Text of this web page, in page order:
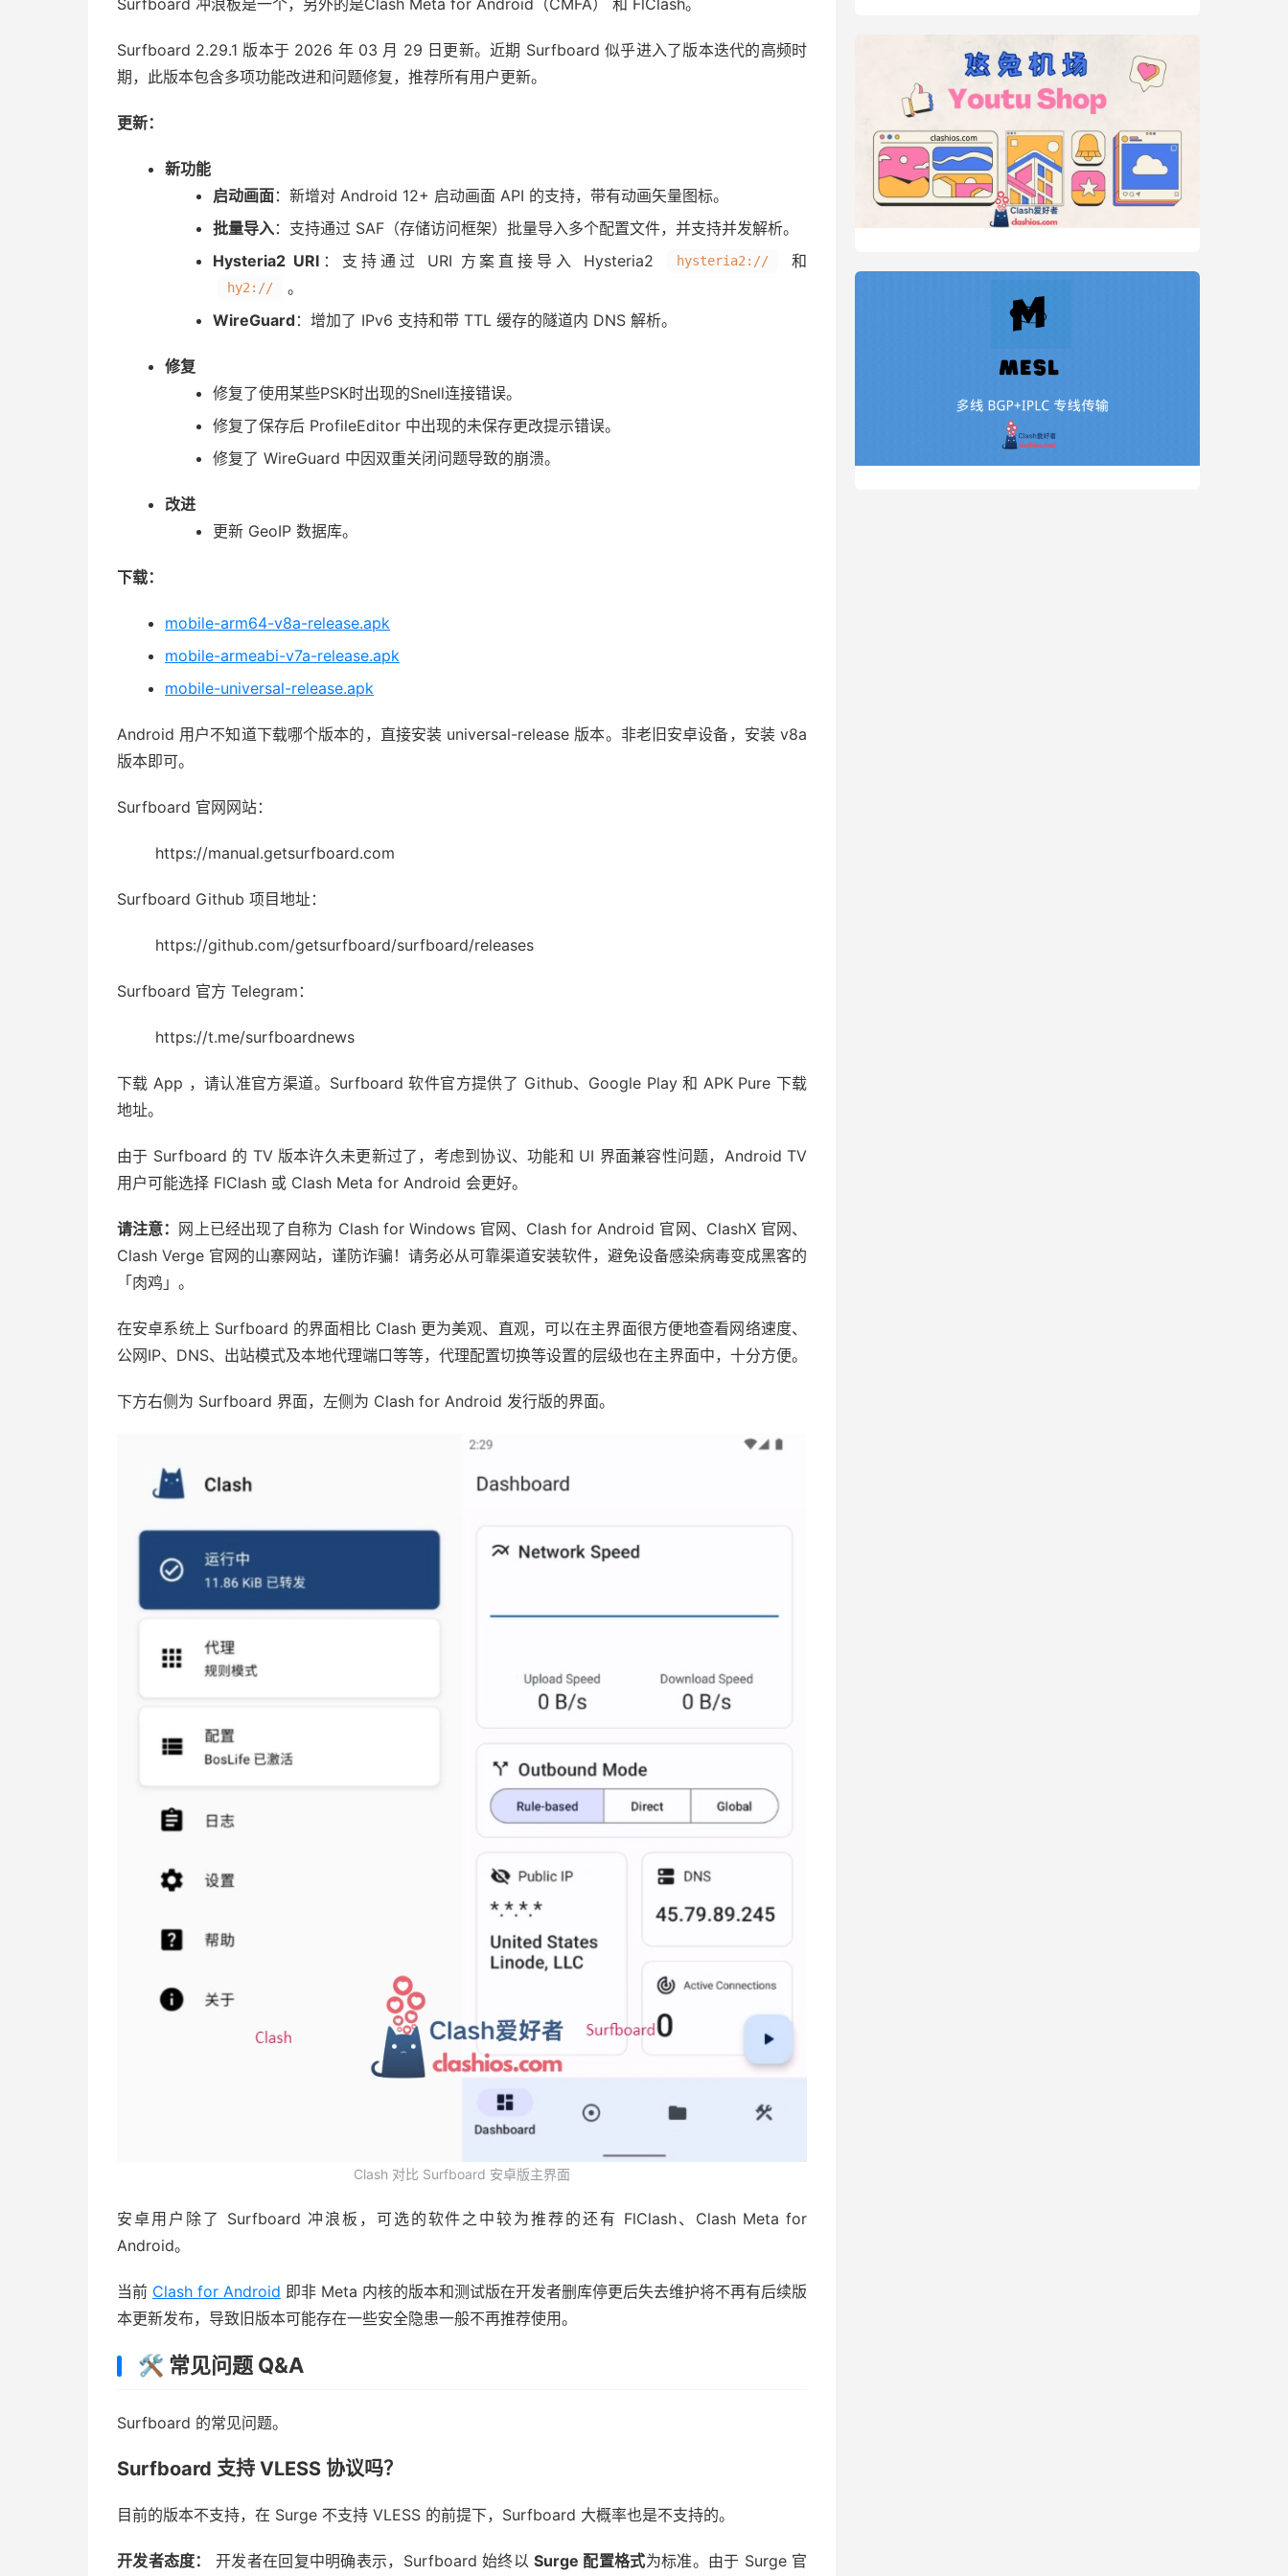
Surfboard 冲浪板是一个，另外的是Clash Meta for Android（CMFA） 和 FlClash。
Surfboard 2.29.1 版本于 2026 年 03 月 29 日更新。近期 Surfboard 似乎进入了版本迭代的高频时
期，此版本包含多项功能改进和问题修复，推荐所有用户更新。
更新：
新功能
启动画面：新增对 Android 12+ 启动画面 API 的支持，带有动画矢量图标。
批量导入：支持通过 SAF（存储访问框架）批量导入多个配置文件，并支持并发解析。
Hysteria2 URI：支持通过 URI 方案直接导入 Hysteria2 hysteria2:// 和
hy2://
。
WireGuard：增加了 IPv6 支持和带 TTL 缓存的隧道内 DNS 解析。
修复
修复了使用某些PSK时出现的Snell连接错误。
修复了保存后 ProfileEditor 中出现的未保存更改提示错误。
修复了 WireGuard 中因双重关闭问题导致的崩溃。
改进
更新 GeoIP 数据库。
下载：
mobile-arm64-v8a-release.apk
mobile-armeabi-v7a-release.apk
mobile-universal-release.apk
Android 用户不知道下载哪个版本的，直接安装 universal-release 版本。非老旧安卓设备，安装 v8a
版本即可。
Surfboard 官网网站：
https://manual.getsurfboard.com
Surfboard Github 项目地址：
https://github.com/getsurfboard/surfboard/releases
Surfboard 官方 Telegram：
https://t.me/surfboardnews
下载 App ，请认准官方渠道。Surfboard 软件官方提供了 Github、Google Play 和 APK Pure 下载
地址。
由于 Surfboard 的 TV 版本许久未更新过了，考虑到协议、功能和 UI 界面兼容性问题，Android TV
用户可能选择 FlClash 或 Clash Meta for Android 会更好。
请注意： 网上已经出现了自称为 Clash for Windows 官网、Clash for Android 官网、ClashX 官网、
Clash Verge 官网的山寨网站，谨防诈骗！请务必从可靠渠道安装软件，避免设备感染病毒变成黑客的
「肉鸡」。
在安卓系统上 Surfboard 的界面相比 Clash 更为美观、直观，可以在主界面很方便地查看网络速度、
公网IP、DNS、出站模式及本地代理端口等等，代理配置切换等设置的层级也在主界面中，十分方便。
下方右侧为 Surfboard 界面，左侧为 Clash for Android 发行版的界面。
Clash 对比 Surfboard 安卓版主界面
安卓用户除了 Surfboard 冲浪板，可选的软件之中较为推荐的还有 FlClash、Clash Meta for
Android。
当前 Clash for Android 即非 Meta 内核的版本和测试版在开发者删库停更后失去维护将不再有后续版
本更新发布，导致旧版本可能存在一些安全隐患一般不再推荐使用。
🛠️ 常见问题 Q&A
Surfboard 的常见问题。
Surfboard 支持 VLESS 协议吗？
目前的版本不支持，在 Surge 不支持 VLESS 的前提下，Surfboard 大概率也是不支持的。
开发者态度： 开发者在回复中明确表示，Surfboard 始终以Surge 配置格式为标准。由于 Surge 官